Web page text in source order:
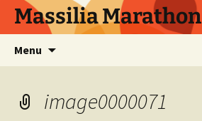
AllerMassilia Marathon
Menu
image0000071